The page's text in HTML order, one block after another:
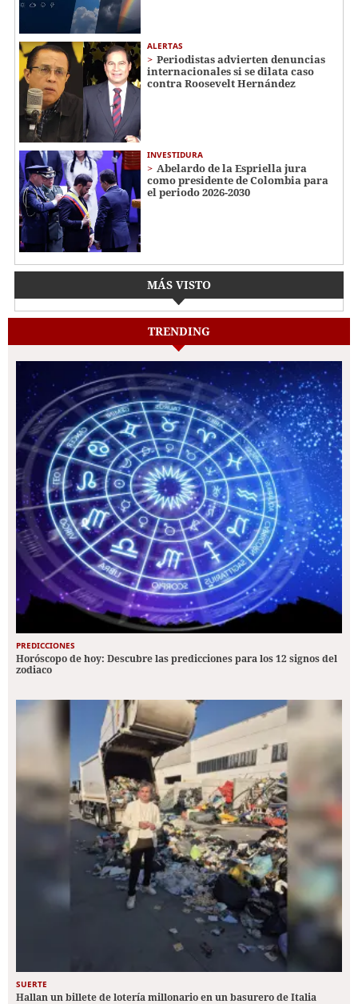
ALERTAS
Periodistas advierten denuncias
internacionales si se dilata caso
contra Roosevelt Hernández
INVESTIDURA
Abelardo de la Espriella jura
como presidente de Colombia para
el periodo 2026-2030
MÁS VISTO
TRENDING
PREDICCIONES
Horóscopo de hoy: Descubre las predicciones para los 12 signos del
zodiaco
SUERTE
Hallan un billete de lotería millonario en un basurero de Italia